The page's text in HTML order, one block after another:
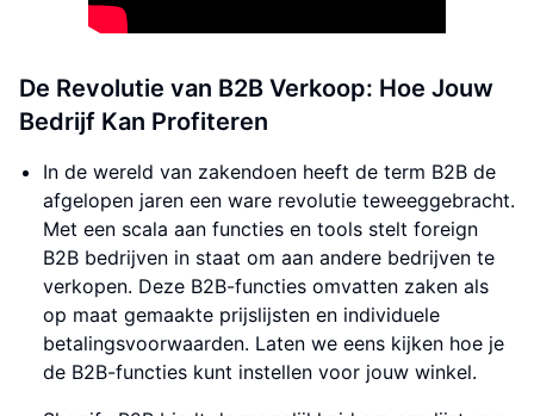
De Revolutie van B2B Verkoop: Hoe Jouw
Bedrijf Kan Profiteren
In de wereld van zakendoen heeft de term B2B de
afgelopen jaren een ware revolutie teweeggebracht.
Met een scala aan functies en tools stelt foreign
B2B bedrijven in staat om aan andere bedrijven te
verkopen. Deze B2B-functies omvatten zaken als
op maat gemaakte prijslijsten en individuele
betalingsvoorwaarden. Laten we eens kijken hoe je
de B2B-functies kunt instellen voor jouw winkel.